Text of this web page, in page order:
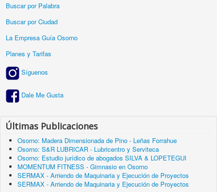
Buscar por Palabra
Buscar por Ciudad
La Empresa Guía Osorno
Planes y Tarifas
Síguenos
Dale Me Gusta
Últimas Publicaciones
Osorno: Madera Dimensionada de Pino - Leñas Forrahue
Osorno: S&R LUBRICAR - Lubricentro y Serviteca
Osorno: Estudio jurídico de abogados SILVA & LOPETEGUI
MOMENTUM FITNESS - Gimnasio en Osorno
SERMAX - Arriendo de Maquinaria y Ejecución de Proyectos
SERMAX - Arriendo de Maquinaria y Ejecución de Proyectos